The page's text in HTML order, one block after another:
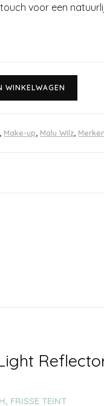
voor een
WINKELWAGEN
Make-up Malu Wilz
FRISSE TEINT